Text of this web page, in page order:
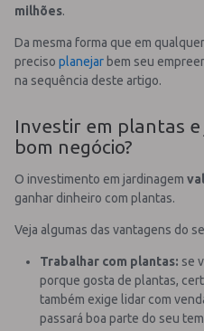
milhões.
Da mesma forma que em
preciso planejar bem seu
na sequência deste artigo.
Investir em plantas
bom negócio?
O investimento em jardinagem
ganhar dinheiro com plantas.
Veja algumas das vantagens do
Trabalhar com plantas: se
porque gosta de plantas,
também exige lidar com
passará boa parte do seu